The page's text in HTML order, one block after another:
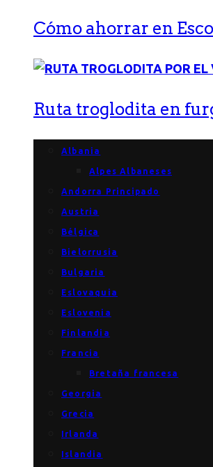
Cómo ahorrar en
Ruta troglodita en
Albania
Alpes Albaneses
Andorra Principado
Austria
Bélgica
Bielorrusia
Bulgaria
Eslovaquia
Eslovenia
Finlandia
Francia
Bretaña francesa
Georgia
Grecia
Irlanda
Islandia